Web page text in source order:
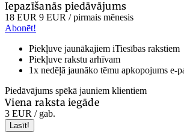
Iepazīšanās piedāvājums
18 EUR 9 EUR / pirmais mēnesis
Abonēt!
Piekļuve jaunākajiem iTiesības rakstiem
Piekļuve rakstu arhīvam
1x nedēļā jaunāko tēmu apkopojums e-
Piedāvājums spēkā jauniem klientiem
Viena raksta iegāde
3 EUR / gab.
Lasīt!